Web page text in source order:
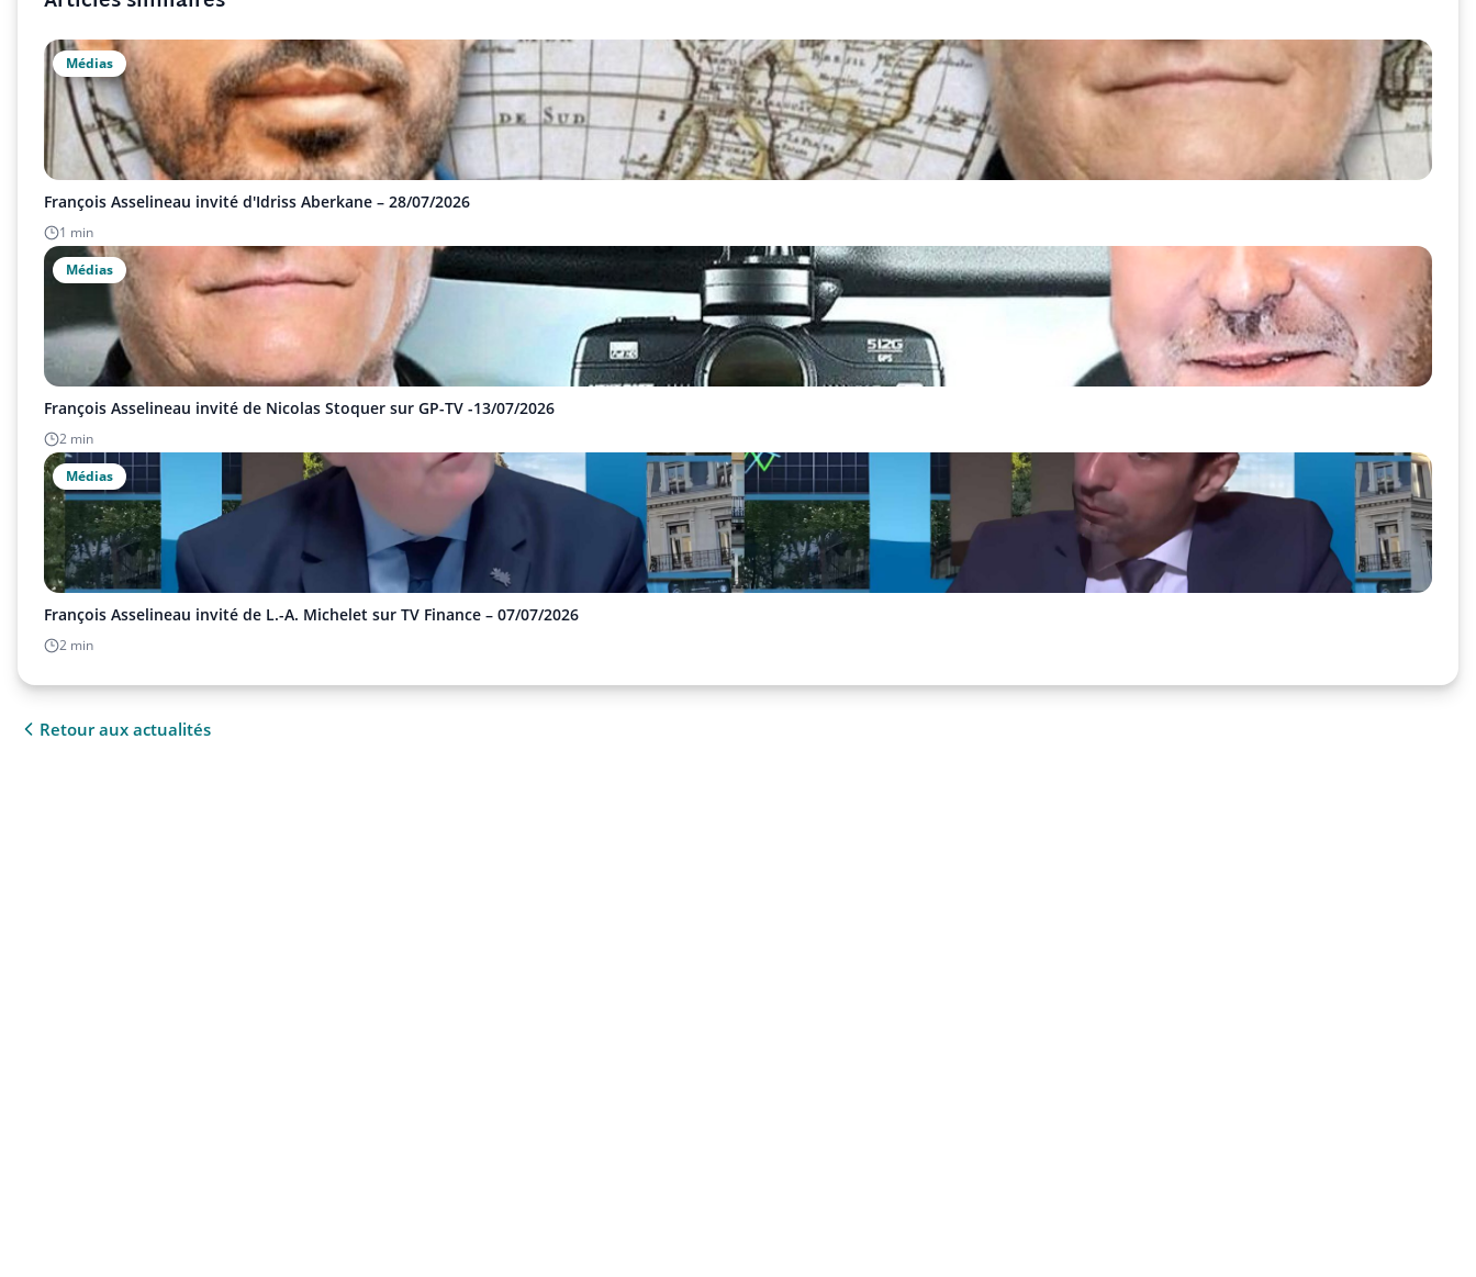
Médias
François Asselineau invité d'Idriss Aberkane – 28/07/2026
1 min
Médias
François Asselineau invité de Nicolas Stoquer sur GP-TV -13/07/2026
2 min
Médias
François Asselineau invité de L.-A. Michelet sur TV Finance – 07/07/2026
2 min
Retour aux actualités